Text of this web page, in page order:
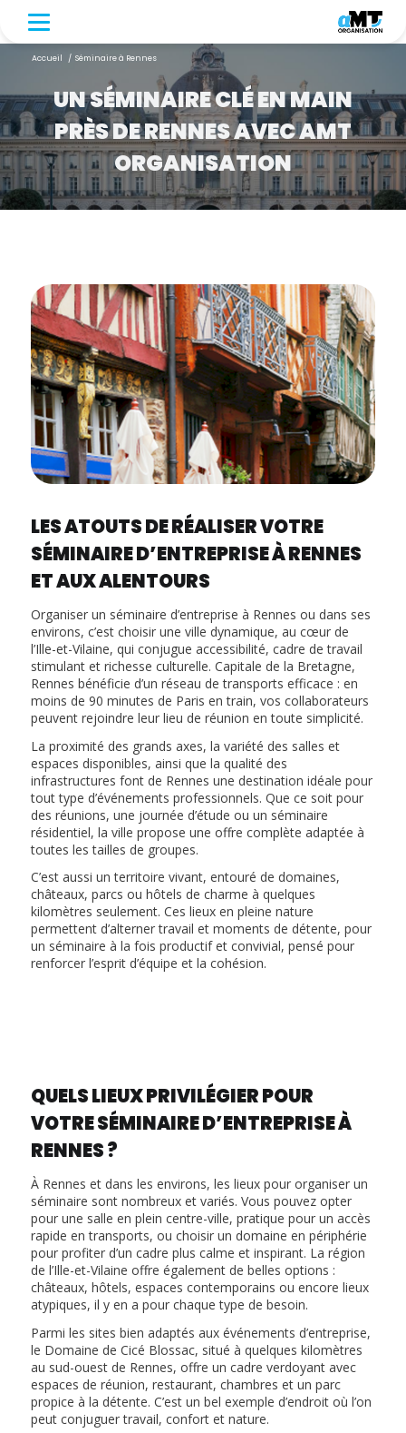
Accueil / Séminaire à Rennes
UN SÉMINAIRE CLÉ EN MAIN
PRÈS DE RENNES AVEC AMT
ORGANISATION
LES ATOUTS DE RÉALISER VOTRE
SÉMINAIRE D’ENTREPRISE À RENNES
ET AUX ALENTOURS
Organiser un séminaire d’entreprise à Rennes ou dans ses
environs, c’est choisir une ville dynamique, au cœur de
l’Ille-et-Vilaine, qui conjugue accessibilité, cadre de travail
stimulant et richesse culturelle. Capitale de la Bretagne,
Rennes bénéficie d’un réseau de transports efficace : en
moins de 90 minutes de Paris en train, vos collaborateurs
peuvent rejoindre leur lieu de réunion en toute simplicité.
La proximité des grands axes, la variété des salles et
espaces disponibles, ainsi que la qualité des
infrastructures font de Rennes une destination idéale pour
tout type d’événements professionnels. Que ce soit pour
des réunions, une journée d’étude ou un séminaire
résidentiel, la ville propose une offre complète adaptée à
toutes les tailles de groupes.
C’est aussi un territoire vivant, entouré de domaines,
châteaux, parcs ou hôtels de charme à quelques
kilomètres seulement. Ces lieux en pleine nature
permettent d’alterner travail et moments de détente, pour
un séminaire à la fois productif et convivial, pensé pour
renforcer l’esprit d’équipe et la cohésion.
QUELS LIEUX PRIVILÉGIER POUR
VOTRE SÉMINAIRE D’ENTREPRISE À
RENNES ?
À Rennes et dans les environs, les lieux pour organiser un
séminaire sont nombreux et variés. Vous pouvez opter
pour une salle en plein centre-ville, pratique pour un accès
rapide en transports, ou choisir un domaine en périphérie
pour profiter d’un cadre plus calme et inspirant. La région
de l’Ille-et-Vilaine offre également de belles options :
châteaux, hôtels, espaces contemporains ou encore lieux
atypiques, il y en a pour chaque type de besoin.
Parmi les sites bien adaptés aux événements d’entreprise,
le Domaine de Cicé Blossac, situé à quelques kilomètres
au sud-ouest de Rennes, offre un cadre verdoyant avec
espaces de réunion, restaurant, chambres et un parc
propice à la détente. C’est un bel exemple d’endroit où l’on
peut conjuguer travail, confort et nature.